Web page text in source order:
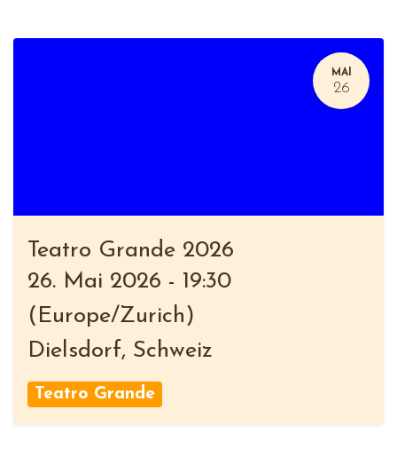
MAI
26
Teatro Grande 2026
26. Mai 2026 - 19:30
( Europe/Zurich )
Dielsdorf, Schweiz
Teatro Grande